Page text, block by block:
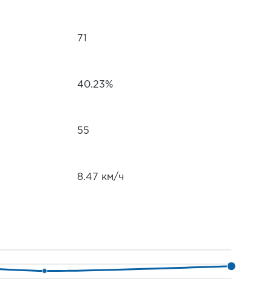
71
40.23%
55
8.47 км/ч